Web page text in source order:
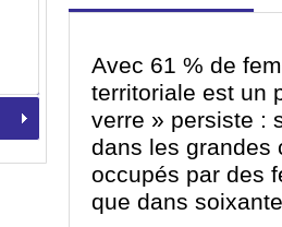
Avec 61 % de
territoriale est un
verre » persiste :
dans les grandes
occupés par des
que dans